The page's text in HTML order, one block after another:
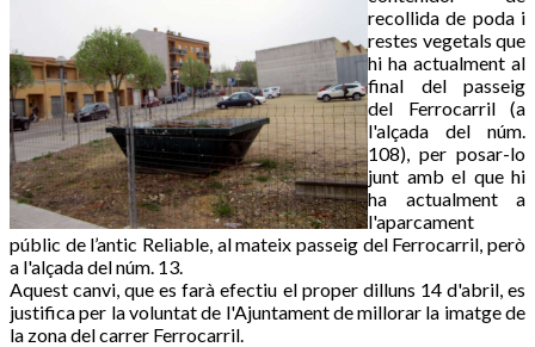
recollida de poda i
restes vegetals que
hi ha actualment al
final del passeig
del Ferrocarril (a
l'alçada del núm.
108), per posar-lo
junt amb el que hi
ha actualment a
l'aparcament
públic de l’antic Reliable, al mateix passeig del Ferrocarril, però
a l'alçada del núm. 13.
Aquest canvi, que es farà efectiu el proper dilluns 14 d'abril, es
justifica per la voluntat de l'Ajuntament de millorar la imatge de
la zona del carrer Ferrocarril.